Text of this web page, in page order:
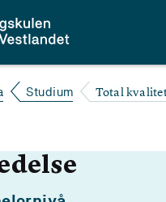
Studium Total